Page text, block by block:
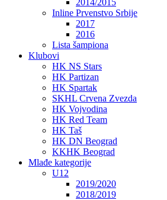
2014/2015
Inline Prvenstvo Srbije
2017
2016
Lista šampiona
Klubovi
HK NS Stars
HK Partizan
HK Spartak
SKHL Crvena Zvezda
HK Vojvodina
HK Red Team
HK Taš
HK DN Beograd
KKHK Beograd
Mlađe kategorije
U12
2019/2020
2018/2019